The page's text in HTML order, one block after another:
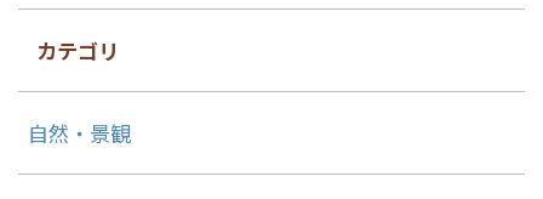
カテゴリ
自然・景観